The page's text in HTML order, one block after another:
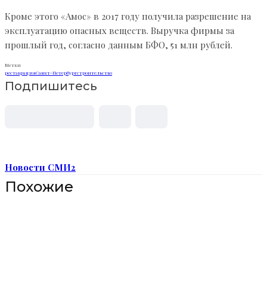
Кроме этого «Амос» в 2017 году получила разрешение на
эксплуатацию опасных веществ. Выручка фирмы за
прошлый год, согласно данным БФО, 51 млн рублей.
Метки
реставрацияСанкт-Петербургстроительство
Подпишитесь
Новости СМИ2
Похожие